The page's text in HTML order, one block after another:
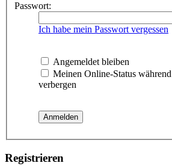
Passwort:
Ich habe mein Passwort vergessen
Angemeldet bleiben
Meinen Online-Status
verbergen
Registrieren